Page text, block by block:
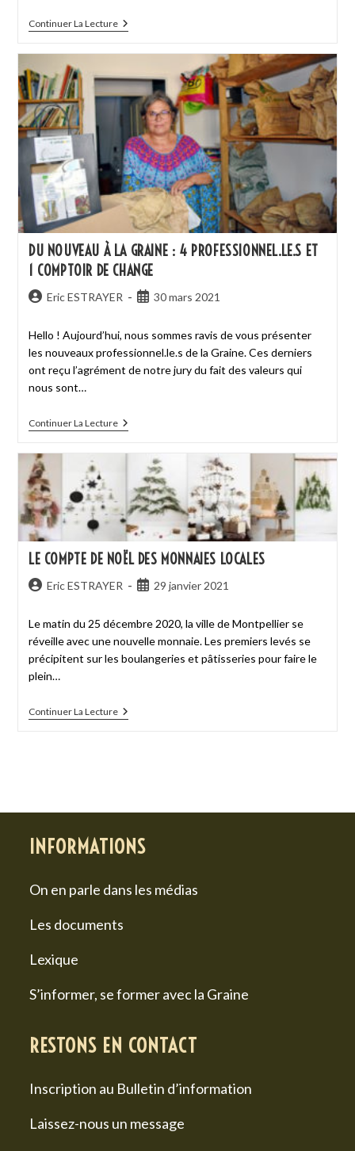
Continuer La Lecture
DU NOUVEAU À LA GRAINE : 4 PROFESSIONNEL.LE.S ET
1 COMPTOIR DE CHANGE
Eric ESTRAYER 30 mars 2021
Hello ! Aujourd’hui, nous sommes ravis de vous présenter
les nouveaux professionnel.le.s de la Graine. Ces derniers
ont reçu l’agrément de notre jury du fait des valeurs qui
nous sont…
Continuer La Lecture
LE COMPTE DE NOËL DES MONNAIES LOCALES
Eric ESTRAYER 29 janvier 2021
Le matin du 25 décembre 2020, la ville de Montpellier se
réveille avec une nouvelle monnaie. Les premiers levés se
précipitent sur les boulangeries et pâtisseries pour faire le
plein…
Continuer La Lecture
INFORMATIONS
On en parle dans les médias
Les documents
Lexique
S’informer, se former avec la Graine
RESTONS EN CONTACT
Inscription au Bulletin d’information
Laissez-nous un message